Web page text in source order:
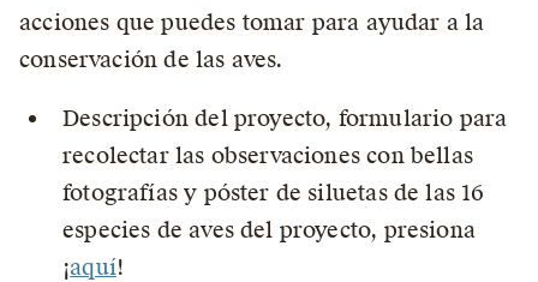
acciones que puedes tomar para ayudar a la
conservación de las aves.
Descripción del proyecto, formulario para
recolectar las observaciones con bellas
fotografías y póster de siluetas de las 16
especies de aves del proyecto, presiona
¡aquí!